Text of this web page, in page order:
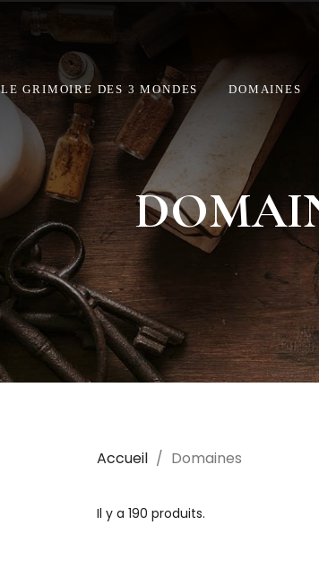
LE GRIMOIRE DES 3 MONDES DOMAINES
Accueil Domaines
Il y a 190 produits.